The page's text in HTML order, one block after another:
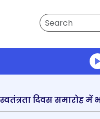
Search
दिवस समारोह